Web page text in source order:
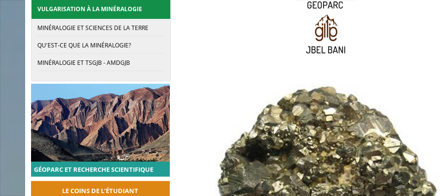
VULGARISATION À LA MINÉRALOGIE
MINÉRALOGIE ET SCIENCES DE LA TERRE
QU'EST-CE QUE LA MINÉRALOGIE?
MINÉRALOGIE ET TSGJB - AMDGJB
GÉOPARC ET RECHERCHE SCIENTIFIQUE
LE COINS DE L’ÉTUDIANT